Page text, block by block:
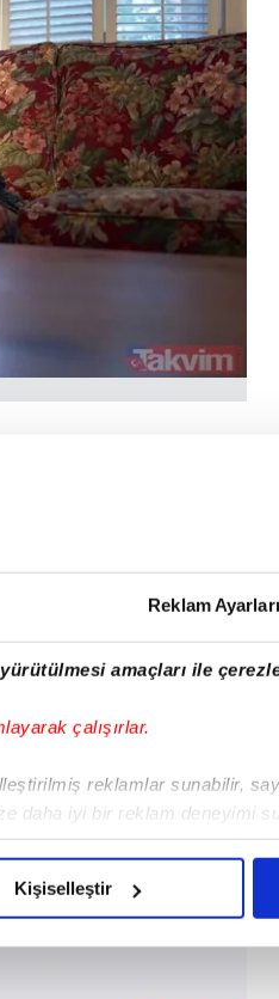
Reklam Ayarları
amaçları ile
çalışırlar.
reklamlar sunabilir,
daha iyi bir reklam deneyimi
ve bu noktada,
kendimize ve üçüncü
Kişiselleştir